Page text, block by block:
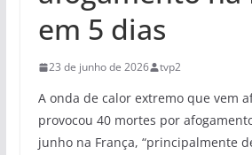
em 5 dias
23 de junho de 2026 tvp2
A onda de calor extremo que vem
provocou 40 mortes por
junho na França, “principalmente